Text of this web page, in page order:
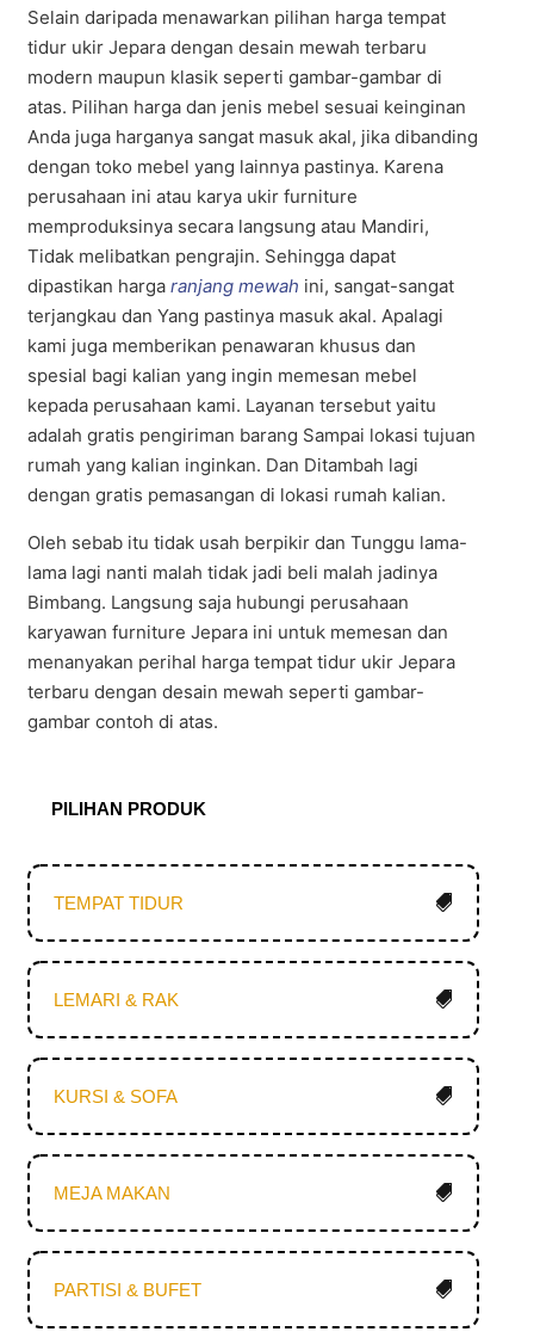
Selain daripada menawarkan pilihan harga tempat
tidur ukir Jepara dengan desain mewah terbaru
modern maupun klasik seperti gambar-gambar di
atas. Pilihan harga dan jenis mebel sesuai keinginan
Anda juga harganya sangat masuk akal, jika dibanding
dengan toko mebel yang lainnya pastinya. Karena
perusahaan ini atau karya ukir furniture
memproduksinya secara langsung atau Mandiri,
Tidak melibatkan pengrajin. Sehingga dapat
dipastikan hargaranjang mewah ini, sangat-sangat
terjangkau dan Yang pastinya masuk akal. Apalagi
kami juga memberikan penawaran khusus dan
spesial bagi kalian yang ingin memesan mebel
kepada perusahaan kami. Layanan tersebut yaitu
adalah gratis pengiriman barang Sampai lokasi tujuan
rumah yang kalian inginkan. Dan Ditambah lagi
dengan gratis pemasangan di lokasi rumah kalian.
Oleh sebab itu tidak usah berpikir dan Tunggu lama-
lama lagi nanti malah tidak jadi beli malah jadinya
Bimbang. Langsung saja hubungi perusahaan
karyawan furniture Jepara ini untuk memesan dan
menanyakan perihal harga tempat tidur ukir Jepara
terbaru dengan desain mewah seperti gambar-
gambar contoh di atas.
PILIHAN PRODUK
TEMPAT TIDUR
LEMARI & RAK
KURSI & SOFA
MEJA MAKAN
PARTISI & BUFET